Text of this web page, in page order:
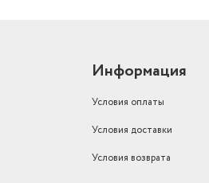
Информация
Условия оплаты
Условия доставки
Условия возврата